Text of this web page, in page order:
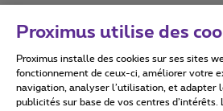
Conditions d'utilisation
Proximus utilise des
Proximus installe des cookies sur ses sites
fonctionnement de ceux-ci, améliorer votre
navigation, analyser l’utilisation, et adapter
publicités sur base de vos centres d’intérêts.